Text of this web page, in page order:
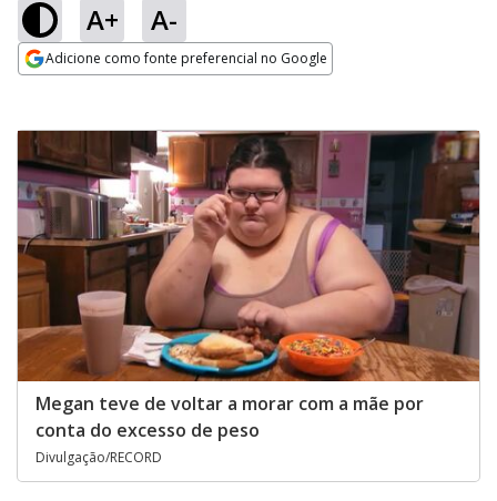
A+ A-
Adicione como fonte preferencial no Google
Megan teve de voltar a morar com a mãe por
conta do excesso de peso
Divulgação/RECORD